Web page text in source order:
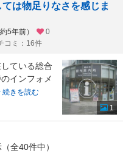
は物足りなさを感じま
5年前）
0
コミ：16件
ている総合
インフォメ
続きを読む
1
全40件中）